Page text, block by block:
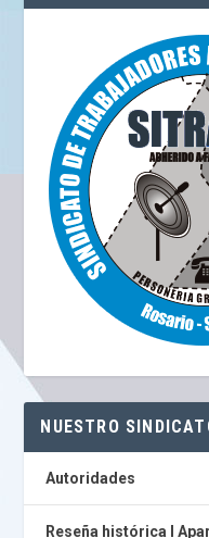
NUESTRO
Autoridades
Reseña histórica I